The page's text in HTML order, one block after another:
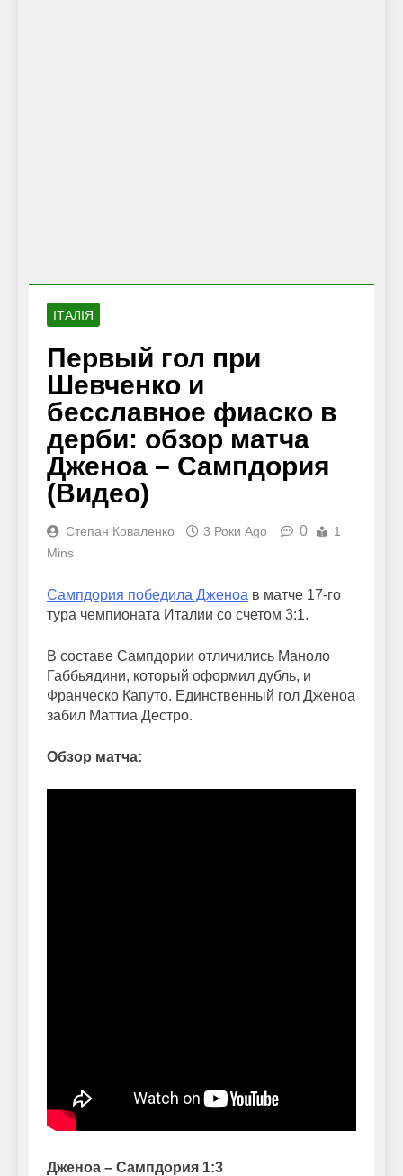
ІТАЛІЯ
Первый гол при
Шевченко и
бесславное фиаско в
дерби: обзор матча
Дженоа – Сампдория
(Видео)
Степан Коваленко 3 Роки Ago 0
1
Mins
Сампдория победила Дженоа в матче 17-го
тура чемпионата Италии со счетом 3:1.
В составе Сампдории отличились Маноло
Габбьядини, который оформил дубль, и
Франческо Капуто. Единственный гол Дженоа
забил Маттиа Дестро.
Обзор матча:
Дженоа – Сампдория 1:3